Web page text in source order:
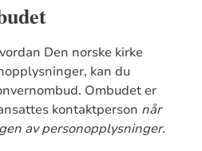
Den norske kirke
kan du
Ombudet er
kontaktperson når
av personopplysninger.